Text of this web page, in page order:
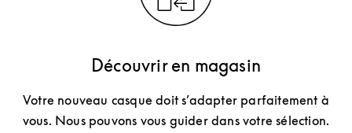
Découvrir en magasin
Votre nouveau casque doit s’adapter parfaitement à
vous. Nous pouvons vous guider dans votre sélection.